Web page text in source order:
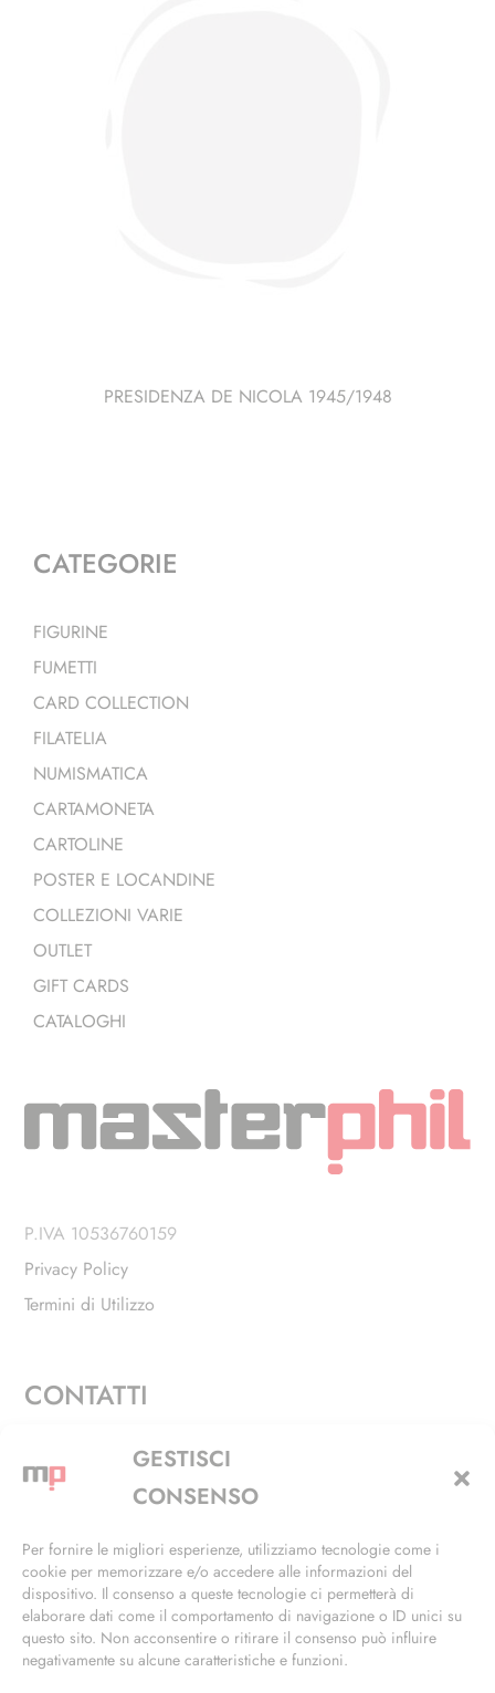
GESTISCI
CONSENSO
Per fornire le migliori esperienze, utilizziamo tecnologie come i
cookie per memorizzare e/o accedere alle informazioni del
dispositivo. Il consenso a queste tecnologie ci permetterà di
elaborare dati come il comportamento di navigazione o ID unici su
questo sito. Non acconsentire o ritirare il consenso può influire
negativamente su alcune caratteristiche e funzioni.
PRESIDENZA DE NICOLA 1945/1948
CATEGORIE
FIGURINE
FUMETTI
CARD COLLECTION
FILATELIA
NUMISMATICA
CARTAMONETA
CARTOLINE
POSTER E LOCANDINE
COLLEZIONI VARIE
OUTLET
GIFT CARDS
CATALOGHI
P.IVA 10536760159
Privacy Policy
Termini di Utilizzo
CONTATTI
Via Alfieri, 27 - Trezzano Sul Naviglio (MI)
+39 02 4846 3155
info@masterphil.it